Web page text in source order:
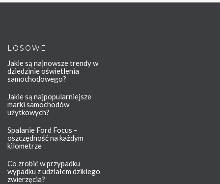
LOSOWE
Jakie są najnowsze trendy w
dziedzinie oświetlenia
samochodowego?
Jakie są najpopularniejsze
marki samochodów
użytkowych?
Spalanie Ford Focus –
oszczędność na każdym
kilometrze
Co zrobić w przypadku
wypadku z udziałem dzikiego
zwierzęcia?